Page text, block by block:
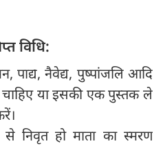
विधि:
पाद्य, नैवेद्य, पुष्पांजलि आदि
चाहिए या इसकी एक पुस्तक ले
से निवृत हो माता का स्मरण